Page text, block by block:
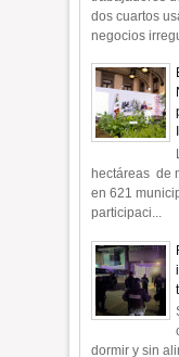
dos cuartos
negocios
hectáreas de
en 621
participaci...
dormir y sin